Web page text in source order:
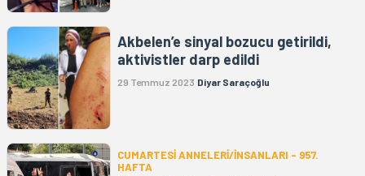
Akbelen’e sinyal bozucu getirildi,
aktivistler darp edildi
29 Temmuz 2023 Diyar Saraçoğlu
CUMARTESİ ANNELERİ/İNSANLARI - 957.
HAFTA